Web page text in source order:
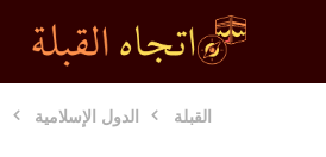
القبلة الدول الإسلامية